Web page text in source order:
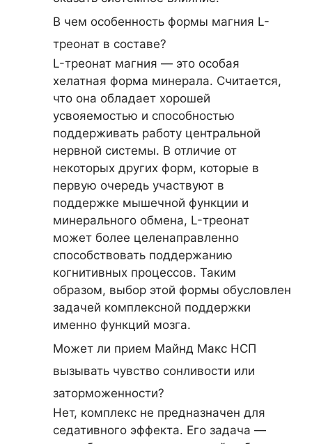
В чем особенность формы магния L-
треонат в составе?
L-треонат магния — это особая
хелатная форма минерала. Считается,
что она обладает хорошей
усвояемостью и способностью
поддерживать работу центральной
нервной системы. В отличие от
некоторых других форм, которые в
первую очередь участвуют в
поддержке мышечной функции и
минерального обмена, L-треонат
может более целенаправленно
способствовать поддержанию
когнитивных процессов. Таким
образом, выбор этой формы обусловлен
задачей комплексной поддержки
именно функций мозга.
Может ли прием Майнд Макc НСП
вызывать чувство сонливости или
заторможенности?
Нет, комплекс не предназначен для
седативного эффекта. Его задача —